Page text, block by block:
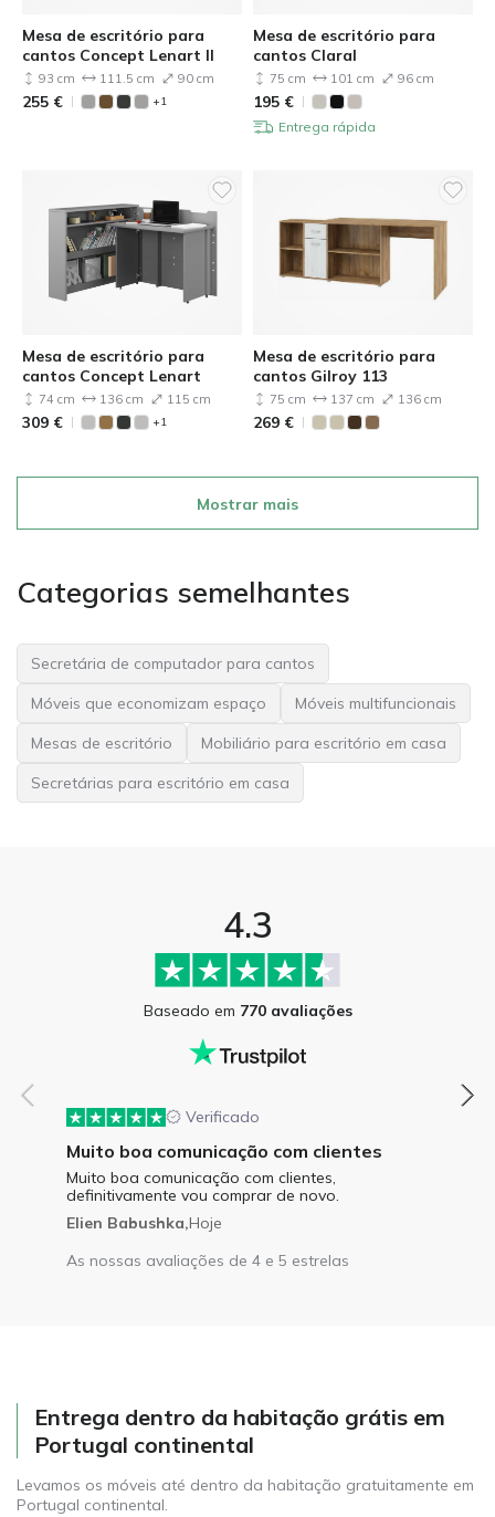
Mesa de escritório para
cantos Concept Lenart II
93 cm 111.5 cm 90 cm
255 € +1
Mesa de escritório para
cantos Claral
75 cm 101 cm 96 cm
195 €
Entrega rápida
Mesa de escritório para
cantos Concept Lenart
74 cm 136 cm 115 cm
309 € +1
Mesa de escritório para
cantos Gilroy 113
75 cm 137 cm 136 cm
269 €
Mostrar mais
Categorias semelhantes
Secretária de computador para cantos
Móveis que economizam espaço
Móveis multifuncionais
Mesas de escritório
Mobiliário para escritório em casa
Secretárias para escritório em casa
4.3
Baseado em 770 avaliações
Verificado
Muito boa comunicação com clientes
Muito boa comunicação com clientes,
definitivamente vou comprar de novo.
Elien Babushka,Hoje
As nossas avaliações de 4 e 5 estrelas
Entrega dentro da habitação grátis em
Portugal continental
Levamos os móveis até dentro da habitação gratuitamente em
Portugal continental.